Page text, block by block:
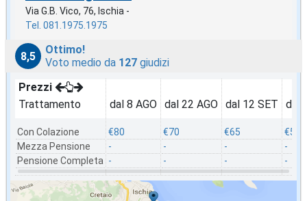
Via G.B. Vico, 76, Ischia -
Tel. 081.1975.1975
8,5
Ottimo!
Voto medio da 127 giudizi
Prezzi
Trattamento
Con Colazione
Mezza Pensione
Pensione Completa
dal 8 AGO
€80
-
-
dal 22 AGO
€70
-
-
dal 12 SET
€65
-
-
dal
€50
-
-